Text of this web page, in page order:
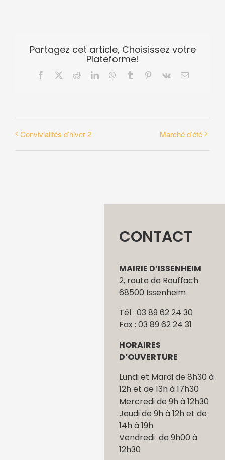
Partagez cet article, Choisissez votre
Plateforme!
Facebook RedditLinkedInWhatsApp
Tumblr Pinterest
Vk Email
Convivialités d’hiver 2 Marché d’été
CONTACT
MAIRIE D’ISSENHEIM
2, route de Rouffach
68500 Issenheim
Tél : 03 89 62 24 30
Fax : 03 89 62 24 31
HORAIRES
D’OUVERTURE
Lundi et Mardi de 8h30 à
12h et de 13h à 17h30
Mercredi de 9h à 12h30
Jeudi de 9h à 12h et de
14h à 19h
Vendredi de 9h00 à
12h30